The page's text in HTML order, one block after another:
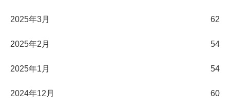
2025年3月 62
2025年2月 54
2025年1月 54
2024年12月 60